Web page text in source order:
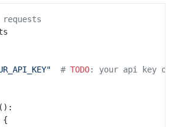
  #
TODO: your api key of
():
{